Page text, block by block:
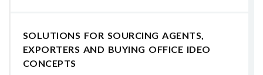
SOLUTIONS FOR SOURCING AGENTS,
EXPORTERS AND BUYING OFFICE IDEO
CONCEPTS